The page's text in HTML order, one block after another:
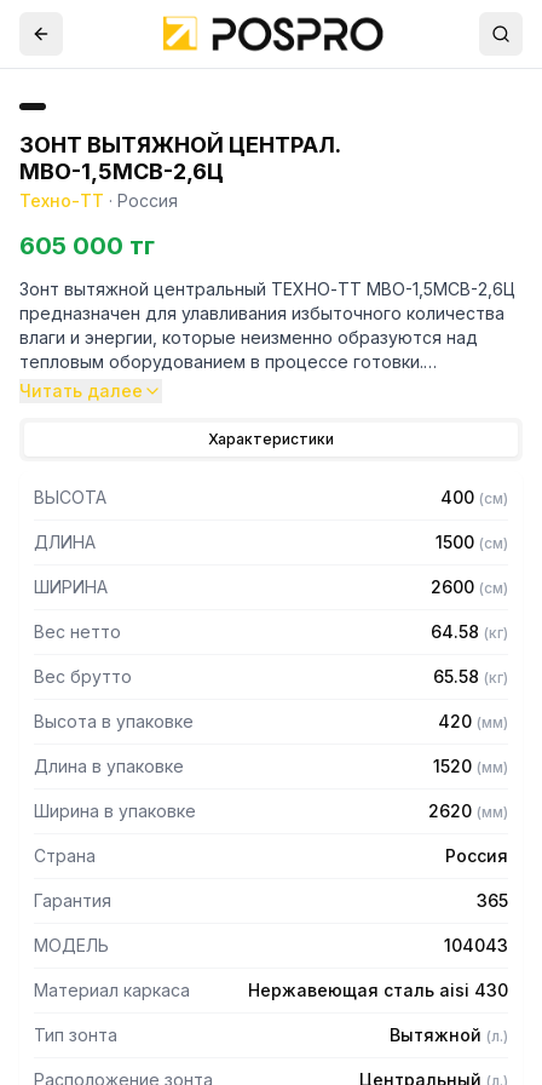
ЗОНТ ВЫТЯЖНОЙ ЦЕНТРАЛ.
МВО-1,5МСВ-2,6Ц
Техно-ТТ · Россия
605 000 тг
Зонт вытяжной центральный ТЕХНО-ТТ МВО-1,5МСВ-2,6Ц
предназначен для улавливания избыточного количества
влаги и энергии, которые неизменно образуются над
тепловым оборудованием в процессе готовки.
капли жира, которые в противном случае оседали бы на
защищает сотрудников горячего цеха.
Особенности:
— Бескаркасный
0,8мм
— Поставляется в собранном виде
Читать далее
Характеристики
ВЫСОТА 400 (см)
ДЛИНА 1500 (см)
ШИРИНА 2600 (см)
Вес нетто 64.58 (кг)
Вес брутто 65.58 (кг)
Высота в упаковке 420 (мм)
Длина в упаковке 1520 (мм)
Ширина в упаковке 2620 (мм)
Страна Россия
Гарантия 365
МОДЕЛЬ 104043
Материал каркаса Нержавеющая сталь aisi 430
Тип зонта Вытяжной (л.)
Расположение зонта Центральный (л.)